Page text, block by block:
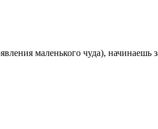
маленького чуда), начинаешь